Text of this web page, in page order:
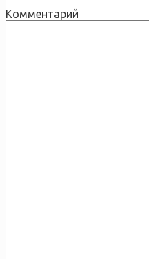
Комментарий